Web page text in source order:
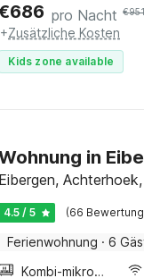
686 pro Nacht €
+Zusätzliche Kosten
Kids zone available
in
Eibergen,
4.5 / 5 (66
Ferienwohnung · 6
Kombi-mikrowelle